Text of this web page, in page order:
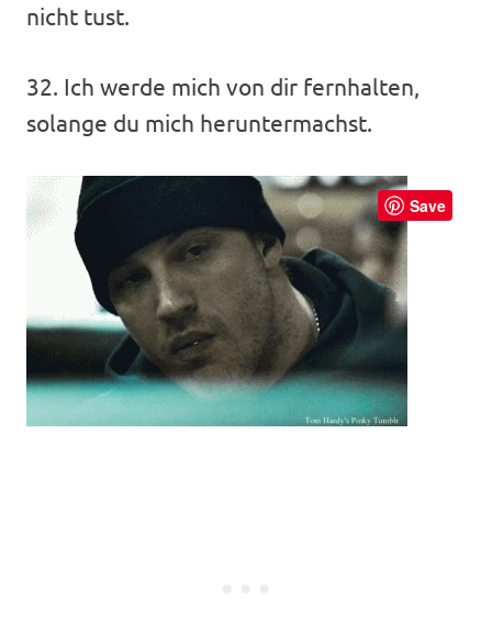
nicht tust.
32. Ich werde mich von dir fernhalten,
solange du mich heruntermachst.
Save